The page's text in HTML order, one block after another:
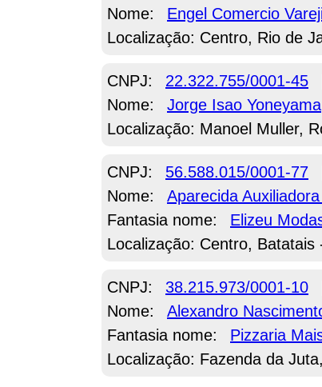
Nome:
Engel Comercio
Localização: Centro, Rio de
CNPJ: 22.322.755/0001-45
Nome:
Jorge Isao Yoneyama
Localização: Manoel Muller,
CNPJ: 56.588.015/0001-77
Nome:
Aparecida
Fantasia nome:
Elizeu
Localização: Centro, Batatais
CNPJ: 38.215.973/0001-10
Nome:
Alexandro
Fantasia nome:
Pizzaria
Localização: Fazenda da